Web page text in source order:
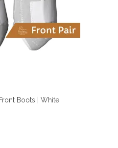
Boots | White